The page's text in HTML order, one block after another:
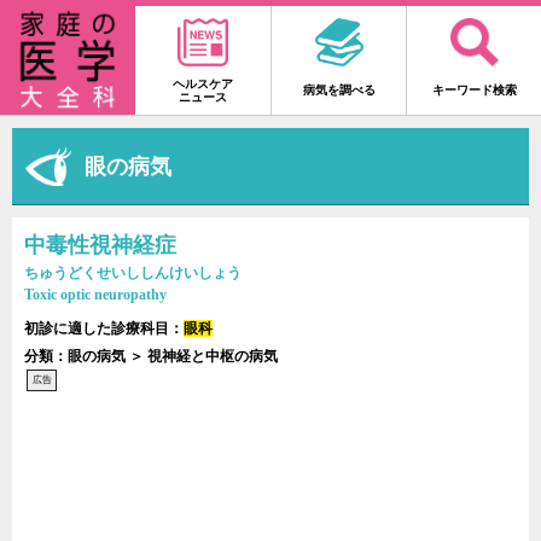
ヘルスケア
ニュース
病気を調べる キーワード検索
眼の病気
中毒性視神経症
ちゅうどくせいししんけいしょう
Toxic optic neuropathy
初診に適した診療科目： 眼科
分類：眼の病気 ＞ 視神経と中枢の病気
広告